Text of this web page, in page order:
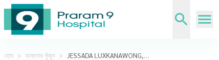
হোম > ডাক্তার খুঁজুন > JESSADA LUXKANAWONG,M.D.